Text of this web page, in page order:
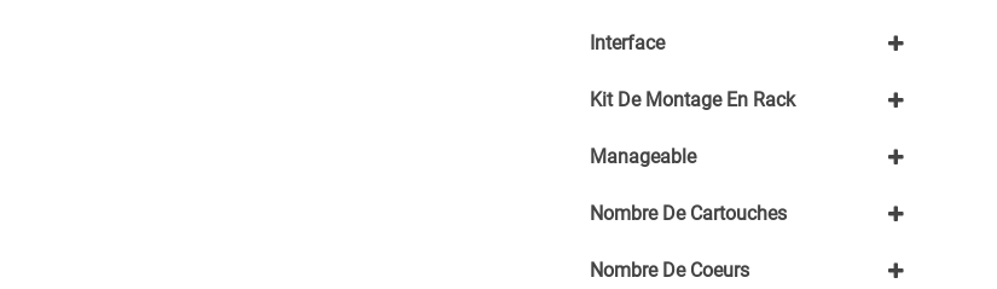
HP Gen 9
Interface
SATA
Kit De Montage En Rack
Sans kit de montage en rack
Manageable
Oui
Nombre De Cartouches
Nombre De Coeurs